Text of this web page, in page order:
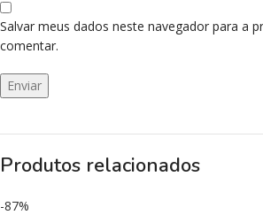
Salvar meus dados neste navegador para a
comentar.
Produtos relacionados
-87%